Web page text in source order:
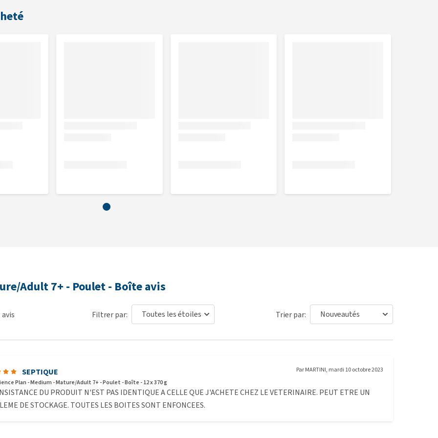
de plus grandes quantités de la nouvelle nourriture
de 7 jours. Assurez-vous que votre animal ait
peuvent évoluer avec l’âge, demandez conseil à
hors de portée des enfants et des animaux pour éviter
de protéines, minéraux, farine de riz, huile de
Adult 7+ - Poulet - Boîte avis
Filtrer par: Trier par:
avis
SEPTIQUE ParMARTINI, mardi 10 octobre 2023
Plan - Medium - Mature/Adult 7+ - Poulet - Boîte - 12 x 370 g
DU PRODUIT N'EST PAS IDENTIQUE A CELLE QUE J'ACHETE CHEZ LE VETERINAIRE. PEUT ETRE UN
DE STOCKAGE. TOUTES LES BOITES SONT ENFONCEES.